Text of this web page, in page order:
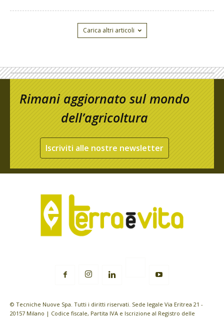
Carica altri articoli
Rimani aggiornato sul mondo
dell’agricoltura
Iscriviti alle nostre newsletter
© Tecniche Nuove Spa. Tutti i diritti riservati. Sede legale Via Eritrea 21 -
20157 Milano | Codice fiscale, Partita IVA e Iscrizione al Registro delle